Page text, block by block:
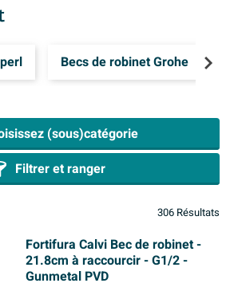
Becs de robinet Grohe
(sous)catégorie
Filtrer et ranger
306 Résultats
Fortifura Calvi Bec de robinet -
21.8cm à raccourcir - G1/2 -
Gunmetal PVD